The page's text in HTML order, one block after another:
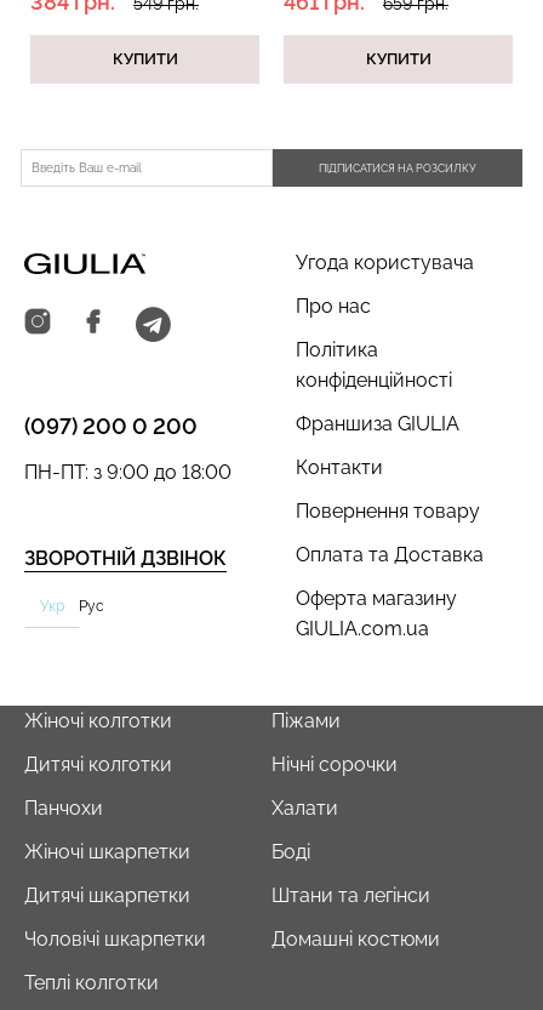
КУПИТИ КУПИТИ
ПІДПИСАТИСЯ НА РОЗСИЛКУ
Угода користувача
Про нас
Політика
конфіденційності
Франшиза GIULIA
Контакти
Повернення товару
Оплата та Доставка
Оферта магазину
GIULIA.com.ua
(097) 200 0 200
ЗВОРОТНІЙ ДЗВІНОК
ПН-ПТ: з 9:00 до 18:00
Укр Рус
Жіночі колготки
Дитячі колготки
Панчохи
Жіночі шкарпетки
Дитячі шкарпетки
Чоловічі шкарпетки
Теплі колготки
Піжами
Нічні сорочки
Халати
Боді
Штани та легінси
Домашні костюми